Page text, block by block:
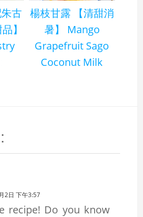
古
】
楊枝甘露 【清甜消
暑】 Mango
Grapefruit Sago
Coconut Milk
2日 下午3:57
recipe! Do you know